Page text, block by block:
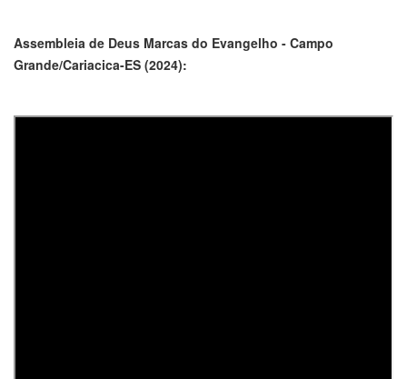
Assembleia de Deus Marcas do Evangelho - Campo
Grande/Cariacica-ES (2024):